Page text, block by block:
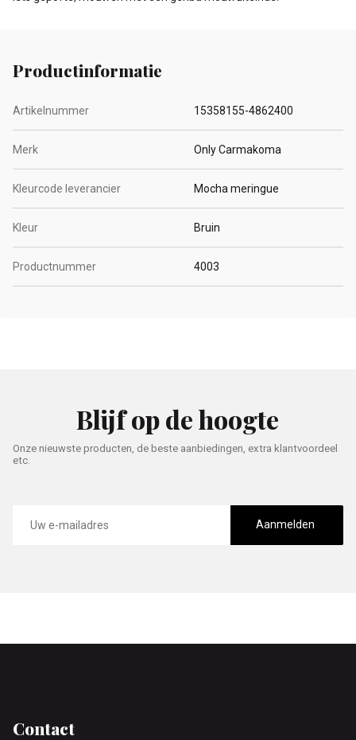
Productinformatie
Artikelnummer 15358155-4862400
Merk Only Carmakoma
Kleurcode leverancier Mocha meringue
Kleur Bruin
Productnummer 4003
Blijf op de hoogte
Onze nieuwste producten, de beste aanbiedingen, extra klantvoordeel
etc.
mailadres
Aanmelden
Contact